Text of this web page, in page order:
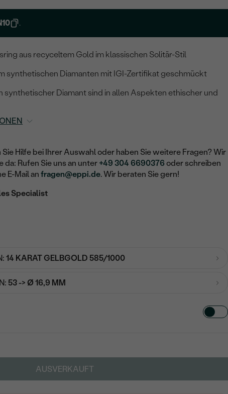
.
aus recyceltem Gold im klassischen Solitär-Stil
synthetischen Diamanten mit IGI-Zertifikat geschmückt
synthetischer Diamant sind in allen Aspekten ethischer und
Sie Hilfe bei Ihrer Auswahl oder haben Sie weitere Fragen? Wir
da: Rufen Sie uns an unter +49 304 6690376 oder schreiben
E-Mail anfragen@eppi.de. Wir beraten Sie gern!
Specialist
14 KARAT GELBGOLD 585/1000
53 -> Ø 16,9 MM
AUSVERKAUFT